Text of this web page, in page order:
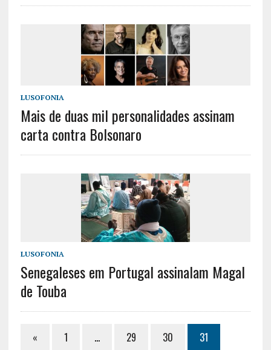
LUSOFONIA
Mais de duas mil personalidades assinam
carta contra Bolsonaro
LUSOFONIA
Senegaleses em Portugal assinalam Magal
de Touba
« 1 … 29 30 31